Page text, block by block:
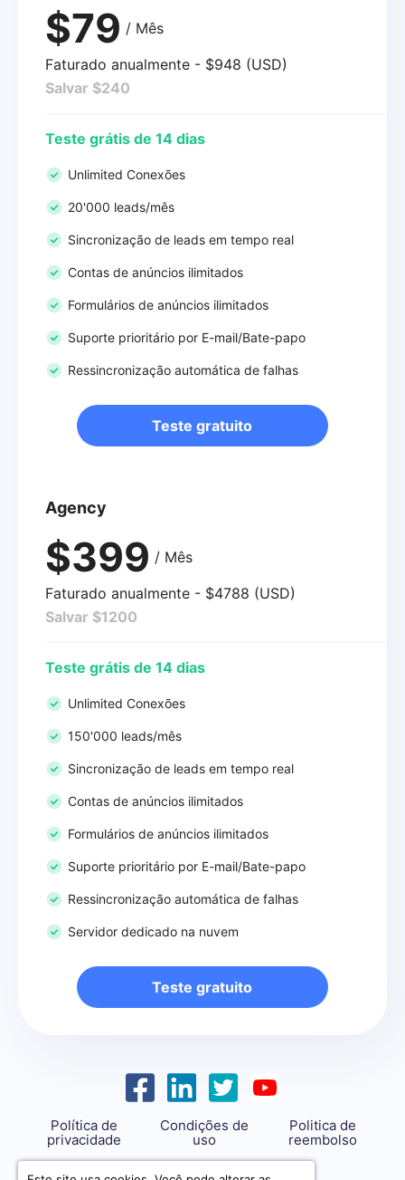
$79 / Mês
Faturado anualmente - $948 (USD)
Salvar $240
Teste grátis de 14 dias
Unlimited Conexões
20'000 leads/mês
Sincronização de leads em tempo real
Contas de anúncios ilimitados
Formulários de anúncios ilimitados
Suporte prioritário por E-mail/Bate-papo
Ressincronização automática de falhas
Teste gratuito
Agency
$399 / Mês
Faturado anualmente - $4788 (USD)
Salvar $1200
Teste grátis de 14 dias
Unlimited Conexões
150'000 leads/mês
Sincronização de leads em tempo real
Contas de anúncios ilimitados
Formulários de anúncios ilimitados
Suporte prioritário por E-mail/Bate-papo
Ressincronização automática de falhas
Servidor dedicado na nuvem
Teste gratuito
Política de
privacidade
Condições de
uso
Politica de
reembolso
support@savemyleads.com